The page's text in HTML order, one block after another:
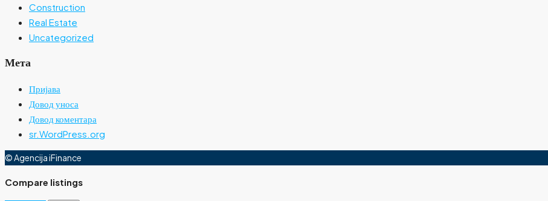
Construction
Real Estate
Uncategorized
Мета
Пријава
Довод уноса
Довод коментара
sr.WordPress.org
© Agencija iFinance
Compare listings